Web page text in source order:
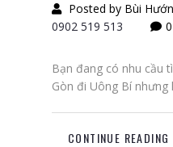
Posted by Bùi
0902 519 513
Bạn đang có nhu cầu
Gòn đi Uông Bí
CONTINUE READING